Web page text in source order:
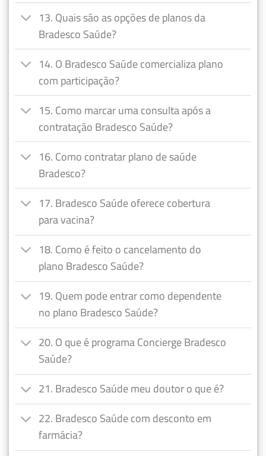
13. Quais são as opções de planos da
Bradesco Saúde?
14. O Bradesco Saúde comercializa plano
com participação?
15. Como marcar uma consulta após a
contratação Bradesco Saúde?
16. Como contratar plano de saúde
Bradesco?
17. Bradesco Saúde oferece cobertura
para vacina?
18. Como é feito o cancelamento do
plano Bradesco Saúde?
19. Quem pode entrar como dependente
no plano Bradesco Saúde?
20. O que é programa Concierge Bradesco
Saúde?
21. Bradesco Saúde meu doutor o que é?
22. Bradesco Saúde com desconto em
farmácia?